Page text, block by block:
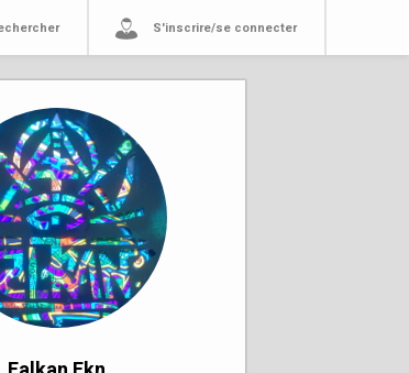
S'inscrire/se connecter